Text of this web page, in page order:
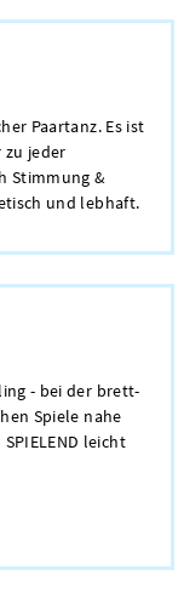
Paartanz. Es ist
jeder
Stimmung &
und lebhaft.
- bei der brett-
Spiele nahe
leicht